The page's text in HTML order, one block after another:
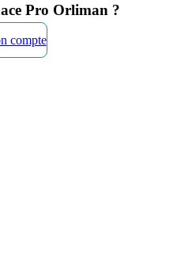
Pro Orliman ?
compte